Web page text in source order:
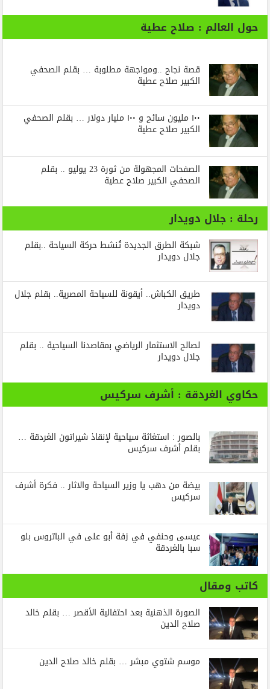
حول العالم : صلاح عطية
قصة نجاح ..ومواجهة مطلوبة … بقلم الصحفي
الكبير صلاح عطية
١٠٠ مليون سائح و ١٠٠ مليار دولار … بقلم الصحفي
الكبير صلاح عطية
الصفحات المجهولة من ثورة 23 يوليو .. بقلم
الصحفي الكبير صلاح عطية
رحلة : جلال دويدار
شبكة الطرق الجديدة تُنشط حركة السياحة ..بقلم
جلال دويدار
طريق الكباش.. أيقونة للسياحة المصرية.. بقلم جلال
دويدار
لصالح الاستثمار الرياضي بمقاصدنا السياحية .. بقلم
جلال دويدار
حكاوي الغردقة : أشرف سركيس
بالصور : استغاثة سياحية لإنقاذ شيراتون الغردقة …
بقلم أشرف سركيس
بيضة من دهب يا وزير السياحة والاثار .. فكرة أشرف
سركيس
عيسى وحنفي في زفة أبو على في الباتروس بلو
سبا بالغردقة
كاتب ومقال
الصورة الذهنية بعد احتفالية الأقصر … بقلم خالد
صلاح الدين
موسم شتوي مبشر … بقلم خالد صلاح الدين